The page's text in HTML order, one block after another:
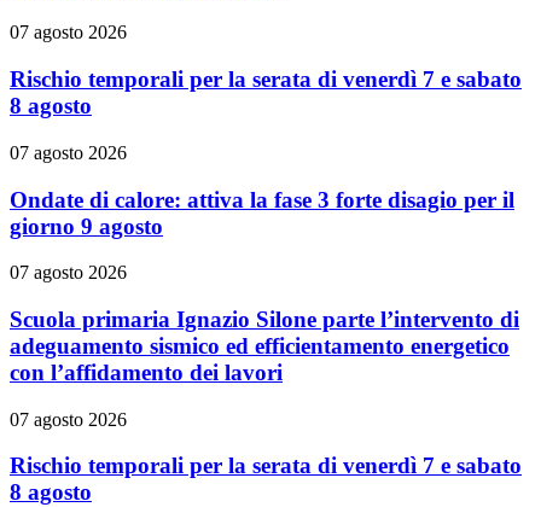
07 agosto 2026
Rischio temporali per la serata di venerdì 7 e sabato
8 agosto
07 agosto 2026
Ondate di calore: attiva la fase 3 forte disagio per il
giorno 9 agosto
07 agosto 2026
Scuola primaria Ignazio Silone parte l’intervento di
adeguamento sismico ed efficientamento energetico
con l’affidamento dei lavori
07 agosto 2026
Rischio temporali per la serata di venerdì 7 e sabato
8 agosto